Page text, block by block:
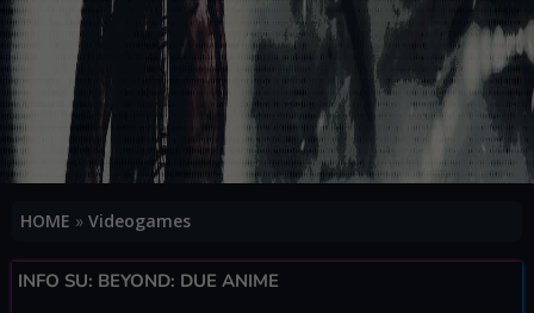
HOME » Videogames
INFO SU: BEYOND: DUE ANIME